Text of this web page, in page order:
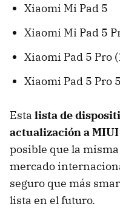
Xiaomi Mi Pad 5
Xiaomi Mi Pad 5
Xiaomi Pad 5 Pro
Xiaomi Pad 5 Pro
Esta lista de
actualización a
posible que la
mercado
seguro que más
lista en el futuro.